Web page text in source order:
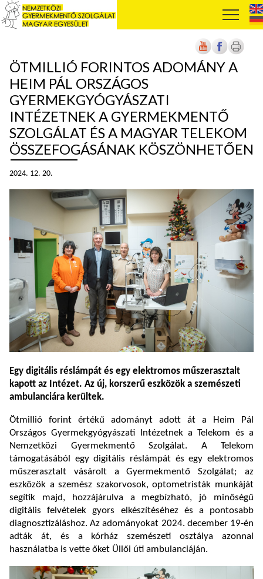
ÖTMILLIÓ FORINTOS ADOMÁNY A
HEIM PÁL ORSZÁGOS
GYERMEKGYÓGYÁSZATI
INTÉZETNEK A GYERMEKMENTŐ
SZOLGÁLAT ÉS A MAGYAR TELEKOM
ÖSSZEFOGÁSÁNAK KÖSZÖNHETŐEN
2024. 12. 20.
Egy digitális réslámpát és egy elektromos műszerasztalt
kapott az Intézet. Az új, korszerű eszközök a szemészeti
ambulanciára kerültek.
Ötmillió forint értékű adományt adott át a Heim Pál
Országos Gyermekgyógyászati Intézetnek a Telekom és a
Nemzetközi Gyermekmentő Szolgálat. A Telekom
támogatásából egy digitális réslámpát és egy elektromos
műszerasztalt vásárolt a Gyermekmentő Szolgálat; az
eszközök a szemész szakorvosok, optometristák munkáját
segítik majd, hozzájárulva a megbízható, jó minőségű
digitális felvételek gyors elkészítéséhez és a pontosabb
diagnosztizáláshoz. Az adományokat 2024. december 19-én
adták át, és a kórház szemészeti osztálya azonnal
használatba is vette őket Üllői úti ambulanciáján.